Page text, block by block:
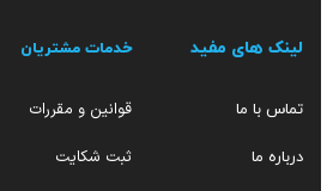
لینک های مفید
تماس با ما
درباره ما
خدمات مشتریان
قوانین و مقررات
ثبت شکایت